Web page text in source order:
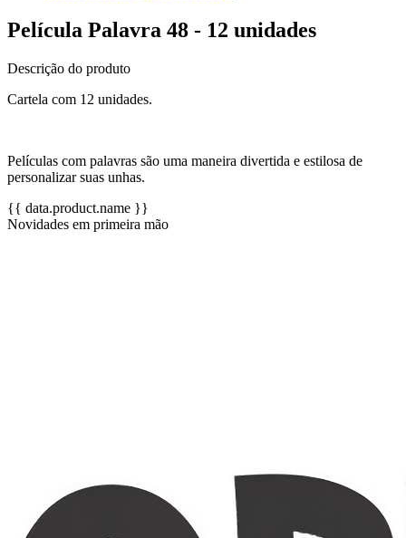
Película Palavra 48 - 12 unidades
Descrição do produto
Cartela com 12 unidades.
Películas com palavras são uma maneira divertida e estilosa de
personalizar suas unhas.
{{ data.product.name }}
Novidades em primeira mão